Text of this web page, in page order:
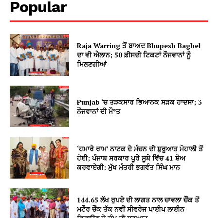
Popular
Raja Warring ਤੋਂ ਬਾਅਦ Bhupesh Baghel
ਦਾ ਵੀ ਐਲਾਨ; 50 ਫ਼ੀਸਦੀ ਟਿਕਟਾਂ ਨੌਜਵਾਨਾਂ ਨੂੰ
ਮਿਲਣਗੀਆਂ
Punjab ‘ਚ ਤੜਕਸਾਰ ਭਿਆਨਕ ਸੜਕ ਹਾਦਸਾ; 3
ਨੌਜਵਾਨਾਂ ਦੀ ਮੌ*ਤ
‘ਹਮਾਰੇ ਰਾਮ’ ਨਾਟਕ ਦੇ ਮੰਚਨ ਦੀ ਸ਼ੁਰੂਆਤ ਮੋਹਾਲੀ ਤੋਂ
ਹੋਈ; ਪੰਜਾਬ ਸਰਕਾਰ ਪੂਰੇ ਸੂਬੇ ਵਿੱਚ 41 ਸ਼ੋਅ
ਕਰਵਾਏਗੀ: ਮੁੱਖ ਮੰਤਰੀ ਭਗਵੰਤ ਸਿੰਘ ਮਾਨ
144.65 ਲੱਖ ਰੁਪਏ ਦੀ ਲਾਗਤ ਨਾਲ ਚਾਵਲਾ ਚੌਂਕ ਤੋਂ
ਮਟੌਰ ਚੌਂਕ ਤੱਕ ਨਵੀਂ ਸੀਵਰੇਜ ਪਾਈਪ ਲਾਈਨ